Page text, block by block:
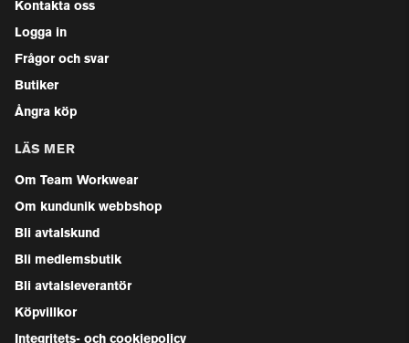
Kontakta oss
Logga in
Frågor och svar
Butiker
Ångra köp
LÄS MER
Om Team Workwear
Om kundunik webbshop
Bli avtalskund
Bli medlemsbutik
Bli avtalsleverantör
Köpvillkor
Integritets- och cookiepolicy